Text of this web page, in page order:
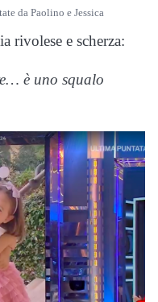
da Paolino e Jessica
rivolese e scherza:
è uno squalo